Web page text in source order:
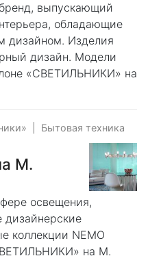
выпускающий
обладающие
дизайном. Изделия
дизайн. Модели
«СВЕТИЛЬНИКИ» на
Бытовая техника
М.
освещения,
коллекции NEMO
на М.